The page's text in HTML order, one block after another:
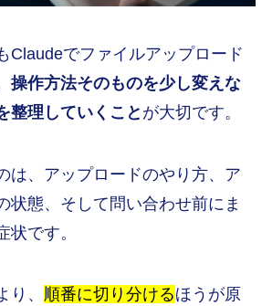
Claudeでファイルアップロード
操作方法そのものを少し変えな
整理していくこと が大切です。
は、アップロードのやり方、ア
状態、そして問い合わせ前にま
状です。
り、 順番に切り分けるほうが原